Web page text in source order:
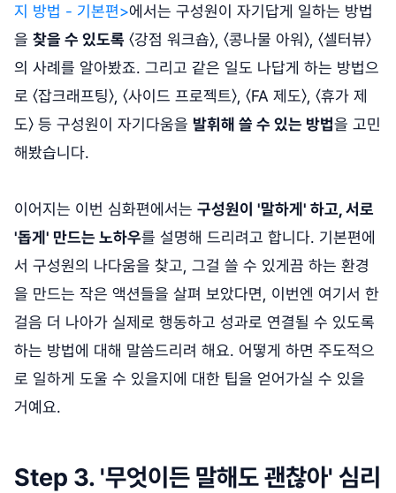
지 방법 - 기본편>에서는 구성원이 자기답게 일하는 방법
을 찾을 수 있도록 〈강점 워크숍〉, 〈콩나물 아워〉, 〈셀터뷰〉
의 사례를 알아봤죠. 그리고 같은 일도 나답게 하는 방법으
로 〈잡크래프팅〉, 〈사이드 프로젝트〉, 〈FA 제도〉, 〈휴가 제
도〉 등 구성원이 자기다움을 발휘해 쓸 수 있는 방법을 고민
해봤습니다.
이어지는 이번 심화편에서는 구성원이 '말하게' 하고, 서로
'돕게' 만드는 노하우를 설명해 드리려고 합니다. 기본편에
서 구성원의 나다움을 찾고, 그걸 쓸 수 있게끔 하는 환경
을 만드는 작은 액션들을 살펴 보았다면, 이번엔 여기서 한
걸음 더 나아가 실제로 행동하고 성과로 연결될 수 있도록
하는 방법에 대해 말씀드리려 해요. 어떻게 하면 주도적으
로 일하게 도울 수 있을지에 대한 팁을 얻어가실 수 있을
거예요.
Step 3. '무엇이든 말해도 괜찮아' 심리